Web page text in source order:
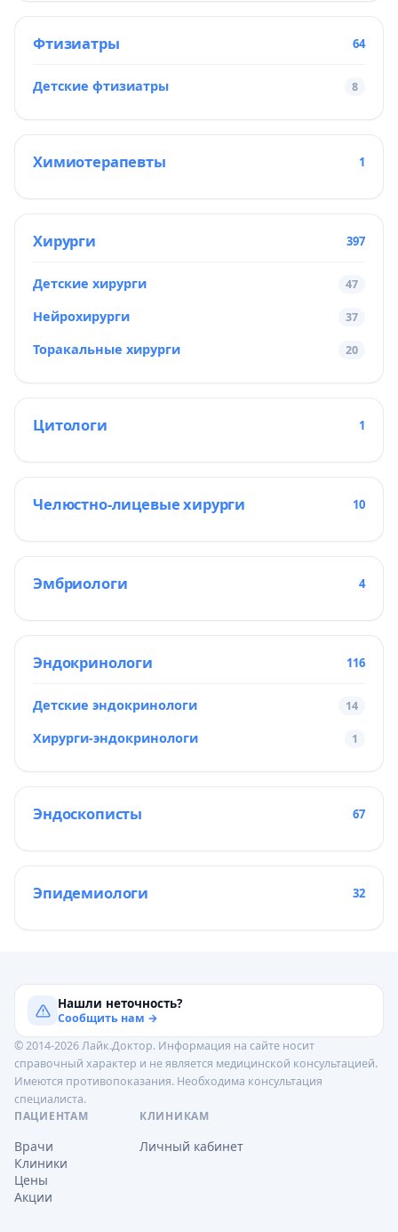
Фтизиатры 64
Детские фтизиатры 8
Химиотерапевты 1
Хирурги 397
Детские хирурги 47
Нейрохирурги 37
Торакальные хирурги 20
Цитологи 1
Челюстно-лицевые хирурги 10
Эмбриологи 4
Эндокринологи 116
Детские эндокринологи 14
Хирурги-эндокринологи 1
Эндоскописты 67
Эпидемиологи 32
Нашли неточность?
Сообщить нам →
© 2014-2026 Лайк.Доктор. Информация на сайте носит
справочный характер и не является медицинской консультацией.
Имеются противопоказания. Необходима консультация
специалиста.
ПАЦИЕНТАМ
Врачи
Клиники
Цены
Акции
КЛИНИКАМ
Личный кабинет